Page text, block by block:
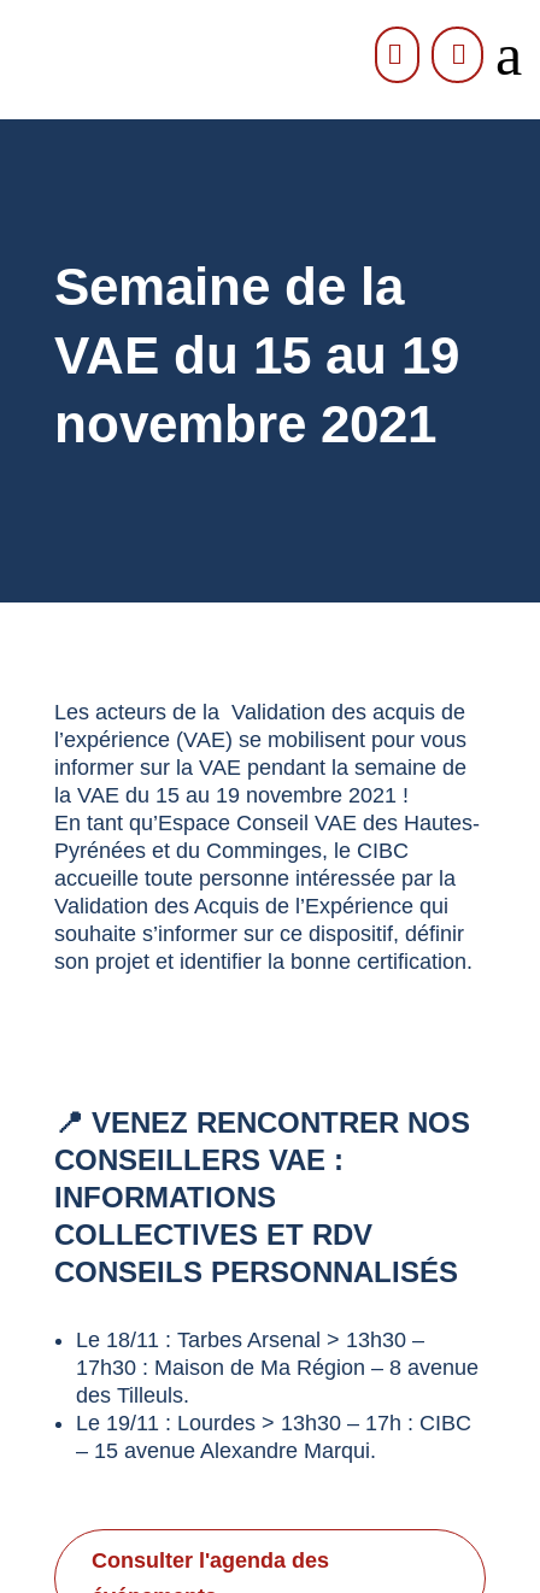
  a
Semaine de la
VAE du 15 au 19
novembre 2021
Les acteurs de la Validation des acquis de
l’expérience (VAE) se mobilisent pour vous
informer sur la VAE pendant la semaine de
la VAE du 15 au 19 novembre 2021 !
En tant qu’Espace Conseil VAE des Hautes-
Pyrénées et du Comminges, le CIBC
accueille toute personne intéressée par la
Validation des Acquis de l’Expérience qui
souhaite s’informer sur ce dispositif, définir
son projet et identifier la bonne certification.
📍 VENEZ RENCONTRER NOS
CONSEILLERS VAE :
INFORMATIONS
COLLECTIVES ET RDV
CONSEILS PERSONNALISÉS
Le 18/11 : Tarbes Arsenal > 13h30 –
17h30 : Maison de Ma Région – 8 avenue
des Tilleuls.
Le 19/11 : Lourdes > 13h30 – 17h : CIBC
– 15 avenue Alexandre Marqui.
Consulter l'agenda des